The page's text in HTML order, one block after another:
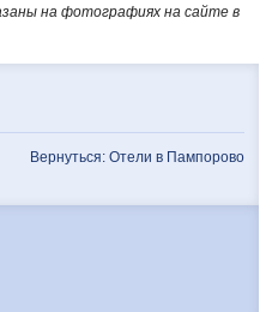
на фотографиях на сайте в
Вернуться: Отели в Пампорово